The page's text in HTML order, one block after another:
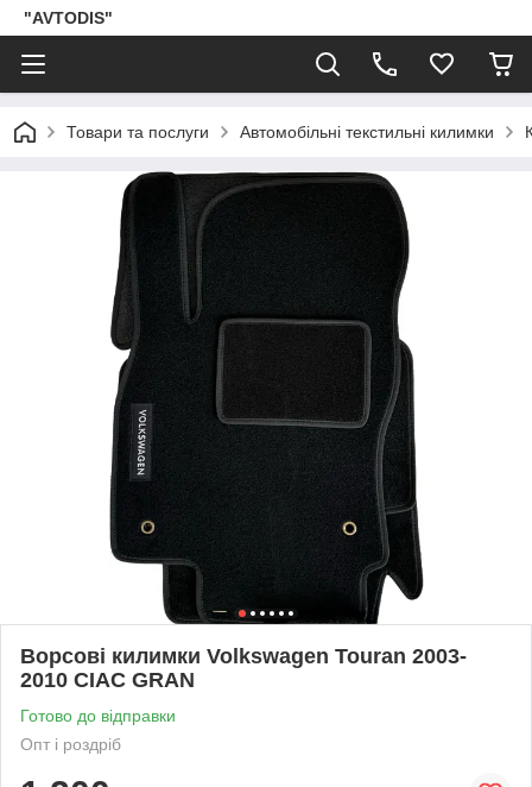
"AVTODIS"
Товари та послуги Автомобільні текстильні килимки
Ворсові килимки Volkswagen Touran 2003-
2010 CIAC GRAN
Готово до відправки
Опт і роздріб